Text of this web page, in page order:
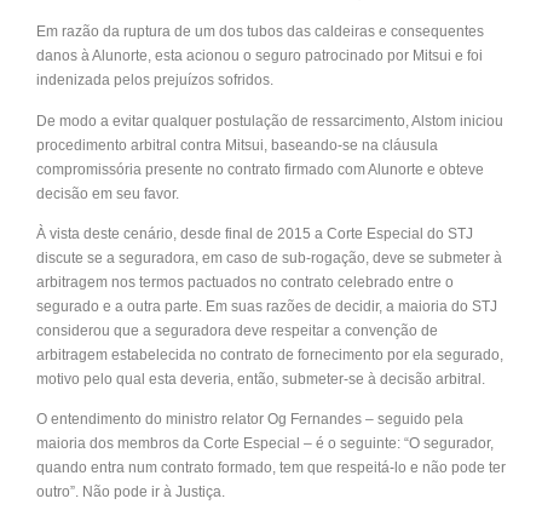
Em razão da ruptura de um dos tubos das caldeiras e consequentes
danos à Alunorte, esta acionou o seguro patrocinado por Mitsui e foi
indenizada pelos prejuízos sofridos.
De modo a evitar qualquer postulação de ressarcimento, Alstom iniciou
procedimento arbitral contra Mitsui, baseando-se na cláusula
compromissória presente no contrato firmado com Alunorte e obteve
decisão em seu favor.
À vista deste cenário, desde final de 2015 a Corte Especial do STJ
discute se a seguradora, em caso de sub-rogação, deve se submeter à
arbitragem nos termos pactuados no contrato celebrado entre o
segurado e a outra parte. Em suas razões de decidir, a maioria do STJ
considerou que a seguradora deve respeitar a convenção de
arbitragem estabelecida no contrato de fornecimento por ela segurado,
motivo pelo qual esta deveria, então, submeter-se à decisão arbitral.
O entendimento do ministro relator Og Fernandes – seguido pela
maioria dos membros da Corte Especial – é o seguinte: “O segurador,
quando entra num contrato formado, tem que respeitá-lo e não pode ter
outro”. Não pode ir à Justiça.